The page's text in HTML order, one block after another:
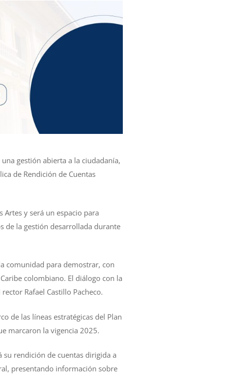
gestión abierta a la ciudadanía,
de Rendición de Cuentas
Artes y será un espacio para
de la gestión desarrollada durante
comunidad para demostrar, con
colombiano. El diálogo con la
Rafael Castillo Pacheco.
de las líneas estratégicas del Plan
marcaron la vigencia 2025.
su rendición de cuentas dirigida a
presentando información sobre